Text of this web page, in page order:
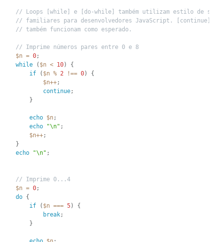
// Loops [while] e [do-while] também utilizam estilo de
// familiares para desenvolvedores JavaScript. [continue]
// também funcionam como esperado.
// Imprime números pares entre 0 e 8
$n = 0;
while
( $n < 10)
{
if
( $n % 2 !== 0)
{
$n++;
continue;
}
echo $n;
echo
"\n" ;
$n++;
}
echo
"\n" ;
// Imprime 0...4
$n = 0;
do {
if
( $n === 5)
{
break;
}